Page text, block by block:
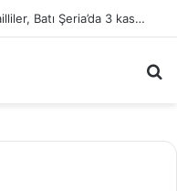
Filistin topraklarını gasbeden İsrailliler, Batı Şeria’da 3 kasabaya saldırdı